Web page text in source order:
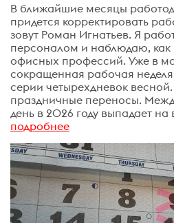
В ближайшие месяцы
придется корректировать
зовут Роман Игнатьев. Я
персоналом и наблюдаю, как
офисных профессий. Уже в
сокращенная рабочая
серии четырехдневок
праздничные переносы.
день в 2026 году выпадает на
подробнее